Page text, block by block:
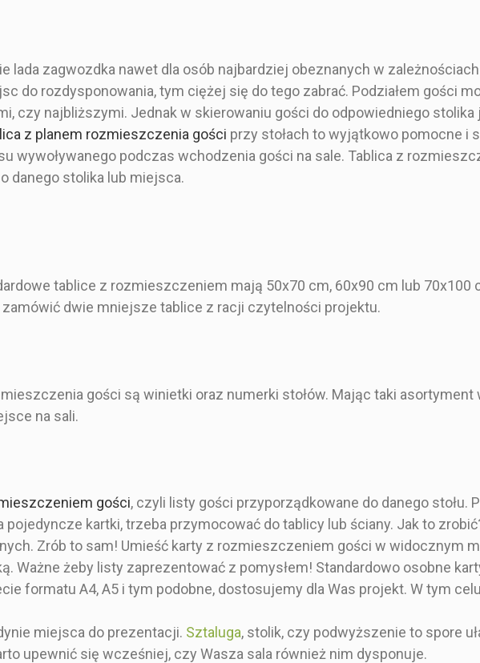
lada zagwozdka nawet dla osób najbardziej obeznanych w
do rozdysponowania, tym ciężej się do tego zabrać. Podziałem gości
czy najbliższymi. Jednak w skierowaniu gości do odpowiedniego
z planem rozmieszczenia gości przy stołach to wyjątkowo pomocne i
wywoływanego podczas wchodzenia gości na sale. Tablica z
danego stolika lub miejsca.
tablice z rozmieszczeniem mają 50x70 cm, 60x90 cm lub 70x100
dwie mniejsze tablice z racji czytelności projektu.
gości są winietki oraz numerki stołów. Mając taki asortyment
na sali.
gości, czyli listy gości przyporządkowane do danego stołu.
kartki, trzeba przymocować do tablicy lub ściany. Jak to
Zrób to sam! Umieść karty z rozmieszczeniem gości w widocznym
Ważne żeby listy zaprezentować z pomysłem! Standardowo osobne
formatu A4, A5 i tym podobne, dostosujemy dla Was projekt. W tym
miejsca do prezentacji. Sztaluga, stolik, czy podwyższenie to spore
upewnić się wcześniej, czy Wasza sala również nim dysponuje.
Malowany
Prosty i Minimalistyczny
70x100 cm
Pojedyncza karta
granatowo-złoty
(imitacja) plan stołów
zł 110,00 zł 110,00 zł
rozkładu
goście
karta
pięknymi
stołów
- Pełny zadruk
- Gładka, sztywna
powierzchnia
Kwitnąca magnolia w
delikatnym ujęciu odcieni
motywach botanicznych
wystroju
- Pełny zadruk
- Dowolna ilość gości
Granat, biel i złoto w
eleganckiej
odsłonie.Tablica z
prostokątna, w kolorze
granatowym, drukowana